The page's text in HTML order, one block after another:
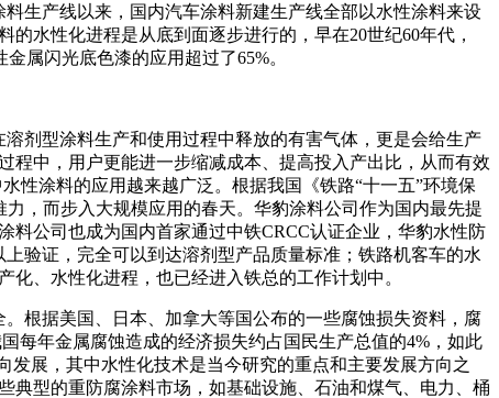
生产线以来，国内汽车涂料新建生产线全部以水性涂料来设
水性化进程是从底到面逐步进行的，早在20世纪60年代，
属闪光底色漆的应用超过了65%。
剂型涂料生产和使用过程中释放的有害气体，更是会给生产
程中，用户更能进一步缩减成本、提高投入产出比，从而有效
性涂料的应用越来越广泛。根据我国《铁路“十一五”环境保
，而步入大规模应用的春天。华豹涂料公司作为国内最先提
料公司也成为国内首家通过中铁CRCC认证企业，华豹水性防
验证，完全可以到达溶剂型产品质量标准；铁路机客车的水
、水性化进程，也已经进入铁总的工作计划中。
根据美国、日本、加拿大等国公布的一些腐蚀损失资料，腐
每年金属腐蚀造成的经济损失约占国民生产总值的4%，如此
展，其中水性化技术是当今研究的重点和主要发展方向之
典型的重防腐涂料市场，如基础设施、石油和煤气、电力、桶